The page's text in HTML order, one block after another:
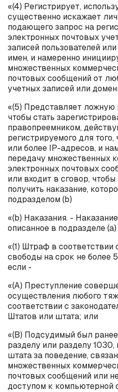
«(4) Регистрирует,
существенно искажает
подающего запрос на
электронных почтовых
записей пользователей
имен, и намеренно
множественных
почтовых сообщений от
учетных записей или
«(5) Представляет
чтобы стать
правопреемником,
регистрируемого для
или более IP-адресов, и
передачу множественных
электронных почтовых
или входит в сговор,
получить наказание,
подразделом (b)
«(b) Наказания. -
описанное в подразделе (a
«(1) Штраф в соответствии
свободы на срок не более
если -
«(A) Преступление
осуществления любого
соответствии с
Штатов или штата; или
«(B) Подсудимый был
разделу или разделу
штата за поведение,
множественных
почтовых сообщений или
доступом к компьютерной